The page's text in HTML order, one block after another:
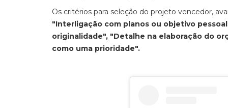
Os critérios para seleção do projeto vencedor,
"Interligação com planos ou objetivo
originalidade", "Detalhe na elaboração do
como uma prioridade".